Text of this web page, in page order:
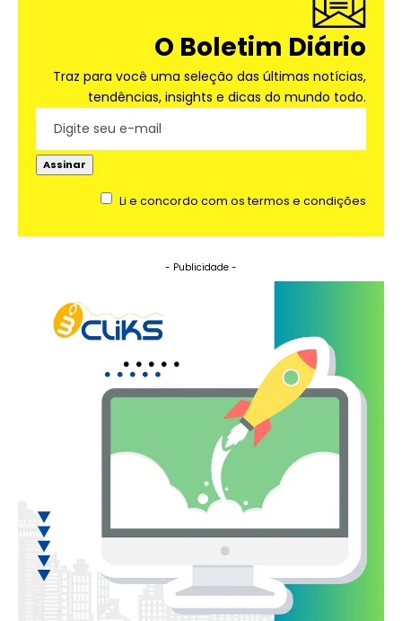
O Boletim Diário
Traz para você uma seleção das últimas notícias,
tendências, insights e dicas do mundo todo.
Li e concordo com os termos e condições
- Publicidade -